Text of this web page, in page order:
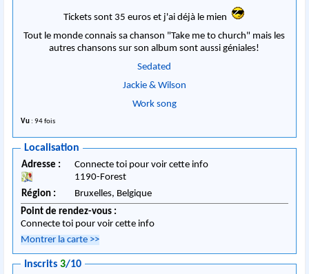
Tickets sont 35 euros et j'ai déjà le mien
Tout le monde connais sa chanson "Take me to church" mais les
autres chansons sur son album sont aussi géniales!
Sedated
Jackie & Wilson
Work song
Vu : 94 fois
Localisation
Adresse :
Connecte toi pour voir cette info
1190-Forest
Région :
Bruxelles, Belgique
Point de rendez-vous :
Connecte toi pour voir cette info
Montrer la carte >>
Inscrits3/10